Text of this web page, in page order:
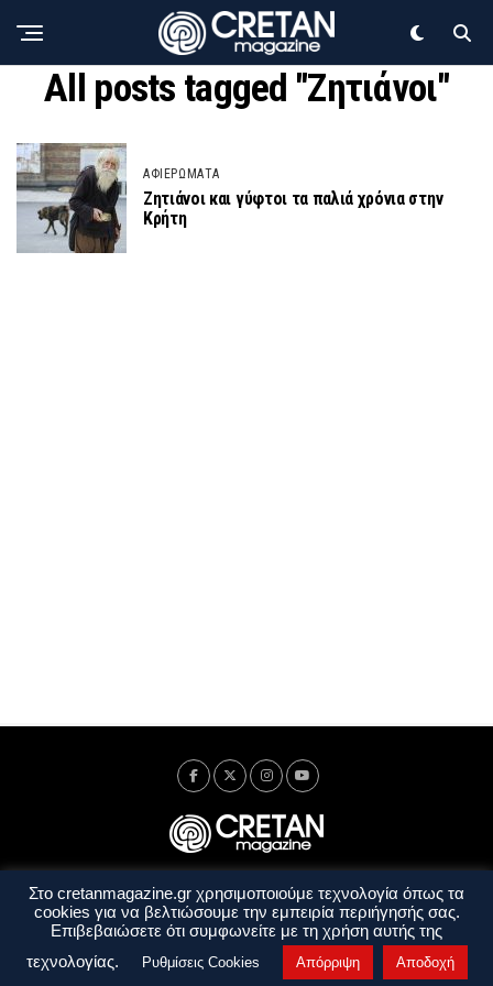
All posts tagged "Ζητιάνοι"
ΑΦΙΕΡΩΜΑΤΑ
Ζητιάνοι και γύφτοι τα παλιά χρόνια στην
Κρήτη
Ταυτότητα Πολιτική Απορρήτου
Όροι Χρήσης
Όροι και Προϋποθέσεις
Στο cretanmagazine.gr χρησιμοποιούμε τεχνολογία όπως τα
cookies για να βελτιώσουμε την εμπειρία περιήγησής σας.
Επιβεβαιώσετε ότι συμφωνείτε με τη χρήση αυτής της
τεχνολογίας.
Ρυθμίσεις Cookies Απόρριψη Αποδοχή